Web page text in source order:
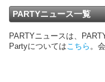
PARTYニュース一覧
PARTYニュースは、
Partyについては こちら 。